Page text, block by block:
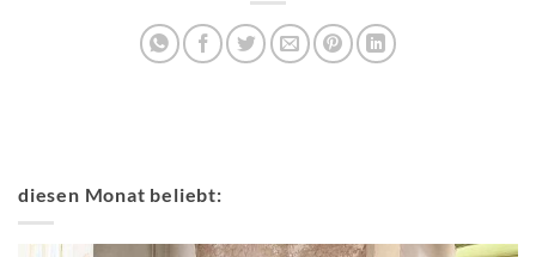
diesen Monat beliebt: